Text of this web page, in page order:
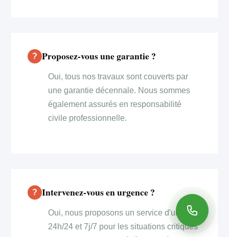
Proposez-vous une garantie ?
Oui, tous nos travaux sont couverts par
une garantie décennale. Nous sommes
également assurés en responsabilité
civile professionnelle.
Intervenez-vous en urgence ?
Oui, nous proposons un service d'urgence
24h/24 et 7j/7 pour les situations critiques